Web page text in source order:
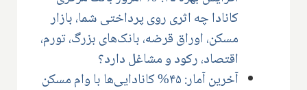
کانادا چه اثری روی پرداختی شما، بازار
مسکن، اوراق قرضه، بانک‌های بزرگ، تورم،
اقتصاد، رکود و مشاغل دارد؟
آخرین آمار: ۴۵% کانادایی‌ها با وام مسکن